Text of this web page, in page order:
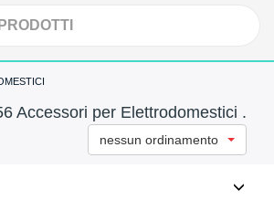
Accessori per Elettrodomestici .
nessun ordinamento